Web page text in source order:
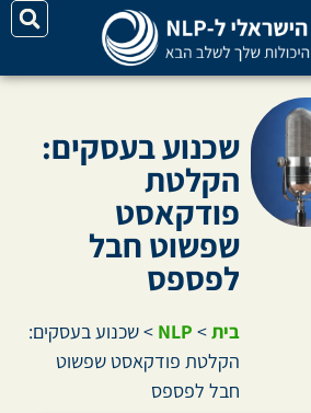
שכנוע בעסקים:
הקלטת
פודקאסט
שפשוט חבל
לפספס
בית>
NLP
>שכנוע בעסקים:
הקלטת פודקאסט שפשוט
חבל לפספס